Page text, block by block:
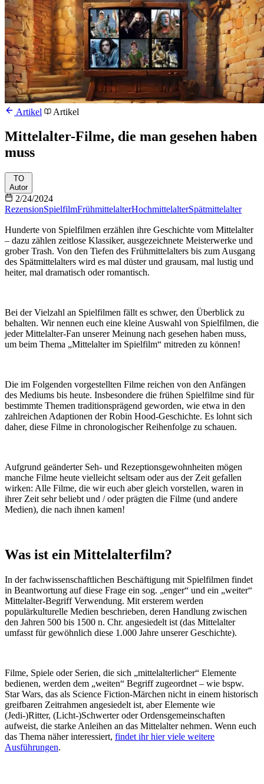
Artikel Artikel
Mittelalter-Filme, die man gesehen haben
muss
TO
Autor
2/24/2024
RezensionSpielfilmFrühmittelalterHochmittelalterSpätmittelalter
Hunderte von Spielfilmen erzählen ihre Geschichte vom Mittelalter
– dazu zählen zeitlose Klassiker, ausgezeichnete Meisterwerke und
grober Trash. Von den Tiefen des Frühmittelalters bis zum Ausgang
des Spätmittelalters wird es mal düster und grausam, mal lustig und
heiter, mal dramatisch oder romantisch.
Bei der Vielzahl an Spielfilmen fällt es schwer, den Überblick zu
behalten. Wir nennen euch eine kleine Auswahl von Spielfilmen, die
jeder Mittelalter-Fan unserer Meinung nach gesehen haben muss,
um beim Thema „Mittelalter im Spielfilm“ mitreden zu können!
Die im Folgenden vorgestellten Filme reichen von den Anfängen
des Mediums bis heute. Insbesondere die frühen Spielfilme sind für
bestimmte Themen traditionsprägend geworden, wie etwa in den
zahlreichen Adaptionen der Robin Hood-Geschichte. Es lohnt sich
daher, diese Filme in chronologischer Reihenfolge zu schauen.
Aufgrund geänderter Seh- und Rezeptionsgewohnheiten mögen
manche Filme heute vielleicht seltsam oder aus der Zeit gefallen
wirken: Alle Filme, die wir euch aber gleich vorstellen, waren in
ihrer Zeit sehr beliebt und / oder prägten die Filme (und andere
Medien), die nach ihnen kamen!
Was ist ein Mittelalterfilm?
In der fachwissenschaftlichen Beschäftigung mit Spielfilmen findet
in Beantwortung auf diese Frage ein sog. „enger“ und ein „weiter“
Mittelalter-Begriff Verwendung. Mit ersterem werden
populärkulturelle Medien beschrieben, deren Handlung zwischen
den Jahren 500 bis 1500 n. Chr. angesiedelt ist (das Mittelalter
umfasst für gewöhnlich diese 1.000 Jahre unserer Geschichte).
Filme, Spiele oder Serien, die sich „mittelalterlicher“ Elemente
bedienen, werden dem „weiten“ Begriff zugeordnet – wie bspw.
Star Wars, das als Science Fiction-Märchen nicht in einem historisch
greifbaren Zeitrahmen angesiedelt ist, aber Elemente wie
(Jedi-)Ritter, (Licht-)Schwerter oder Ordensgemeinschaften
aufweist, die starke Anleihen an das Mittelalter nehmen. Wenn euch
das Thema näher interessiert, findet ihr hier viele weitere
Ausführungen.